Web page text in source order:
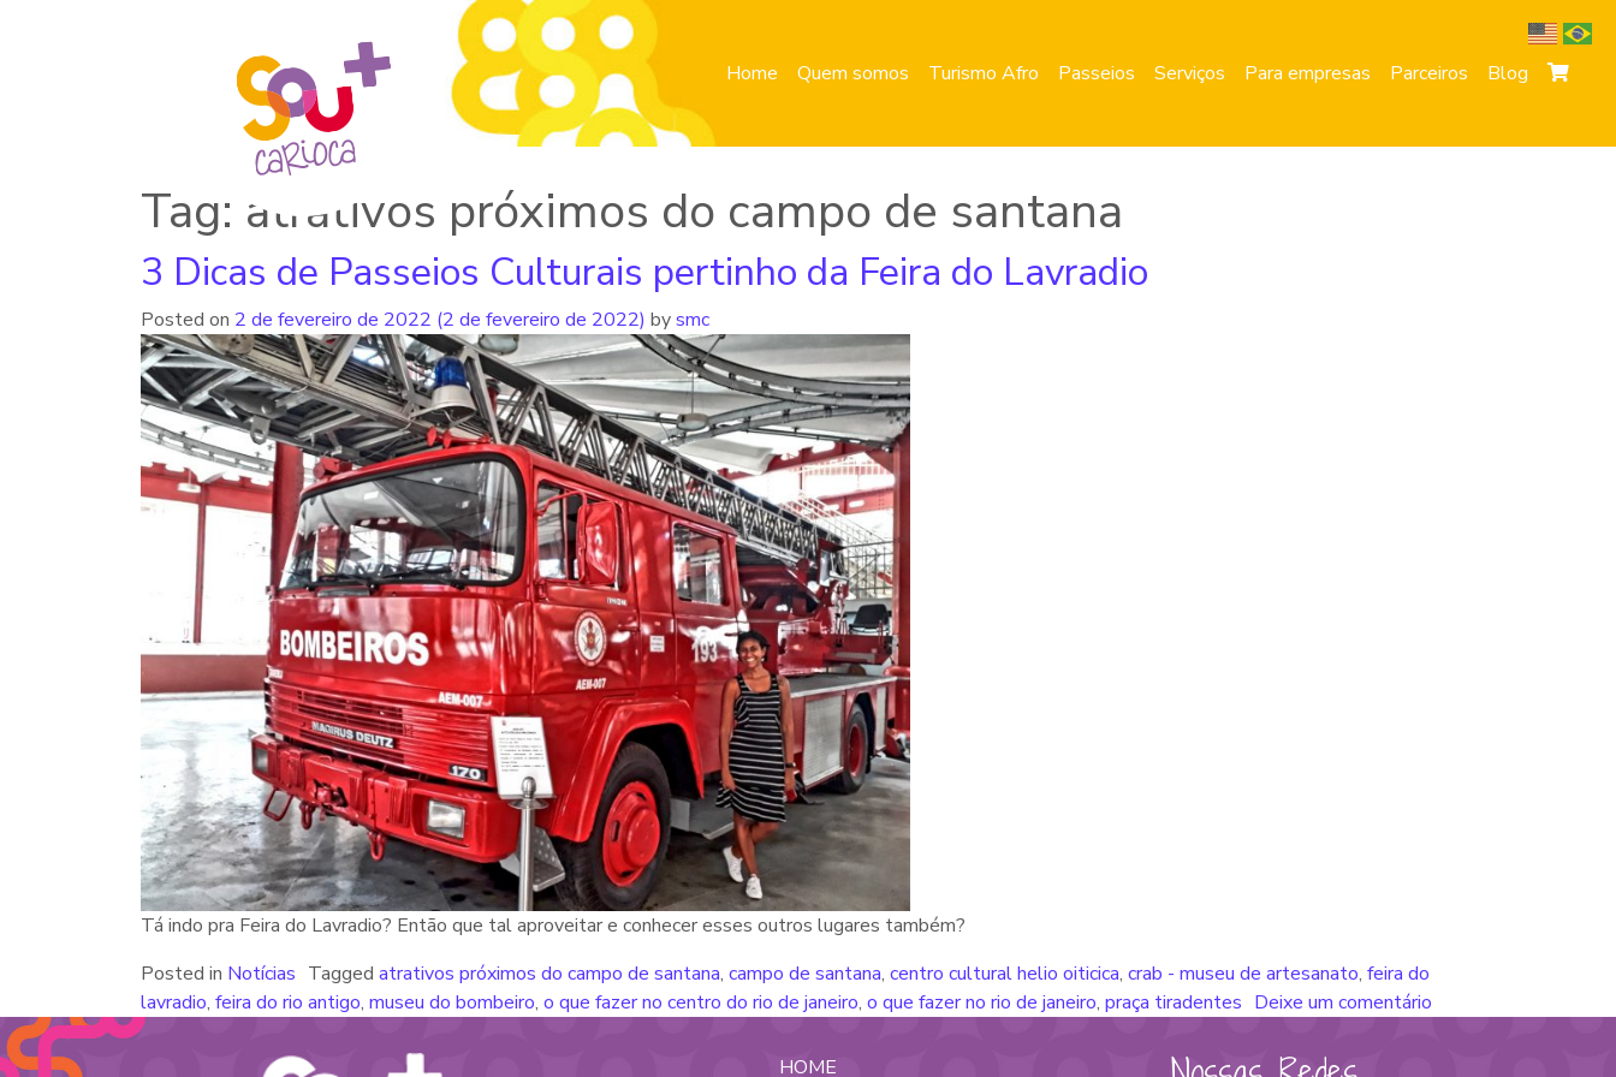
Home Quem somos Turismo Afro Passeios Serviços Para empresas Parceiros Blog
Tag: atrativos próximos do campo de santana
3 Dicas de Passeios Culturais pertinho da Feira do Lavradio
Posted on 2 de fevereiro de 2022 (2 de fevereiro de 2022) bysmc
Tá indo pra Feira do Lavradio? Então que tal aproveitar e conhecer esses outros lugares também?
Posted in Notícias Tagged atrativos próximos do campo de santana, campo de santana, centro cultural helio oiticica, crab - museu de artesanato, feira do
lavradio, feira do rio antigo, museu do bombeiro, o que fazer no centro do rio de janeiro, o que fazer no rio de janeiro, praça tiradentes Deixe um comentário
HOME